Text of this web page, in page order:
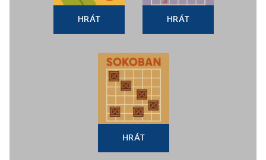
HRÁT HRÁT
HRÁT